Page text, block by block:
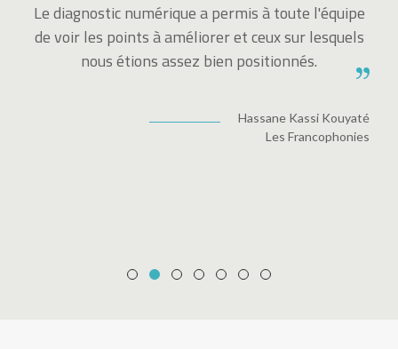
Le diagnostic numérique a permis à toute l'équipe
de voir les points à améliorer et ceux sur lesquels
nous étions assez bien positionnés.
Hassane Kassi Kouyaté
Les Francophonies